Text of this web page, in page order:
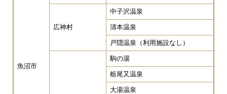
魚沼市
広神村
中子沢温泉
清本温泉
戸隠温泉（利用施設なし）
駒の湯
栃尾又温泉
大湯温泉